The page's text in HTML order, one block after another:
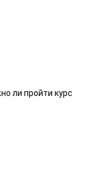
ли пройти курс